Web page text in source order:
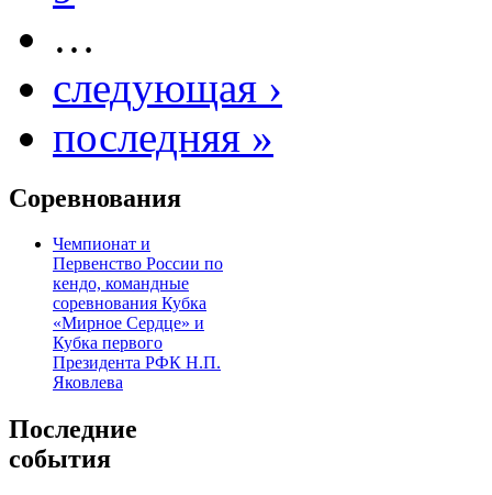
…
следующая ›
последняя »
Соревнования
Чемпионат и
Первенство России по
кендо, командные
соревнования Кубка
«Мирное Сердце» и
Кубка первого
Президента РФК Н.П.
Яковлева
Последние
события